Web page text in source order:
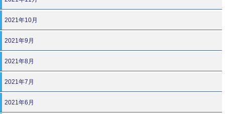
2021年10月
2021年9月
2021年8月
2021年7月
2021年6月